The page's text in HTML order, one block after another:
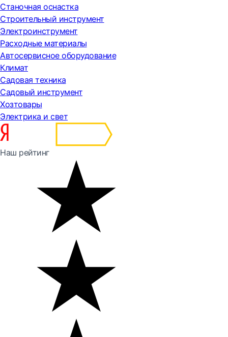
Станочная оснастка
Строительный инструмент
Электроинструмент
Расходные материалы
Автосервисное оборудование
Климат
Садовая техника
Садовый инструмент
Хозтовары
Электрика и свет
Наш рейтинг